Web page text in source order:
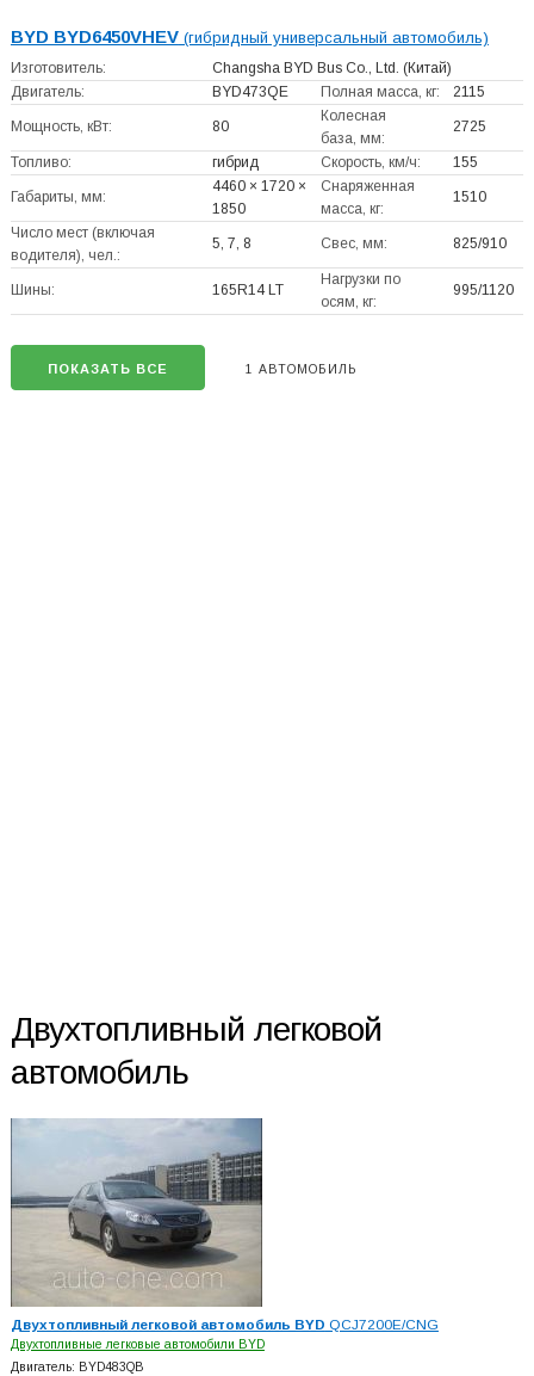
BYD BYD6450VHEV(гибридный универсальный автомобиль)
Изготовитель: Changsha BYD Bus Co., Ltd. (Китай)
Двигатель:
BYD473QE Полная масса, кг: 2115
Мощность, кВт: 80
Колесная
база, мм:
2725
Топливо: гибрид Скорость, км/ч: 155
Габариты, мм:
4460 × 1720 ×
1850
Снаряженная
масса, кг:
1510
Число мест (включая
водителя), чел.:
5, 7, 8 Свес, мм: 825/910
Шины: 165R14 LT
Нагрузки по
осям, кг:
995/1120
ПОКАЗАТЬ ВСЕ 1 АВТОМОБИЛЬ
Двухтопливный легковой
автомобиль
Двухтопливный легковой автомобиль BYD QCJ7200E/CNG
Двухтопливные легковые автомобили BYD
Двигатель: BYD483QB